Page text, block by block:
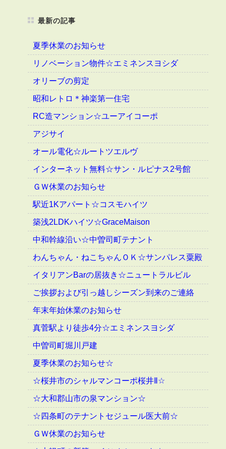
最新の記事
夏季休業のお知らせ
リノベーション物件☆エミネンスヨシダ
オリーブの剪定
昭和レトロ＊神楽第一住宅
RC造マンション☆ユーアイコーポ
アジサイ
オール電化☆ルートツエルヴ
インターネット無料☆サン・ルピナス2号館
ＧＷ休業のお知らせ
駅近1Kアパート☆コスモハイツ
築浅2LDKハイツ☆GraceMaison
中和幹線沿い☆中曽司町テナント
わんちゃん・ねこちゃんＯＫ☆サンパレス粟殿
イタリアンBarの居抜き☆ニュートラルビル
ご挨拶および引っ越しシーズン到来のご連絡
年末年始休業のお知らせ
真菅駅より徒歩4分☆エミネンスヨシダ
中曽司町堀川戸建
夏季休業のお知らせ☆
☆桜井市のシャルマンコーポ桜井Ⅱ☆
☆大和郡山市の泉マンション☆
☆四条町のテナントセジュール医大前☆
ＧＷ休業のお知らせ